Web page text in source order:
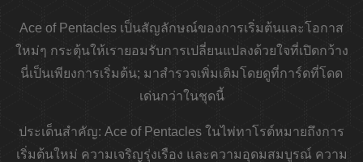
Ace of Pentacles เป็นสัญลักษณ์ของการเริ่มต้นและโอกาส
ใหม่ๆ กระตุ้นให้เรายอมรับการเปลี่ยนแปลงด้วยใจที่เปิดกว้าง
นี่เป็นเพียงการเริ่มต้น; มาสำรวจเพิ่มเติมโดยดูที่การ์ดที่โดด
เด่นกว่าในชุดนี้
ประเด็นสำคัญ: Ace of Pentacles ในไพ่ทาโรต์หมายถึงการ
เริ่มต้นใหม่ ความเจริญรุ่งเรือง และความอุดมสมบูรณ์ ความ